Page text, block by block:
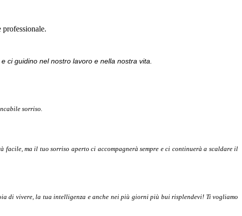
ci guidino nel nostro lavoro e nella nostra vita.
sorriso.
ma il tuo sorriso aperto ci accompagnerà sempre e ci continuerà a scaldare il
di vivere, la tua intelligenza e anche nei più giorni più bui risplendevi! Ti vogliamo